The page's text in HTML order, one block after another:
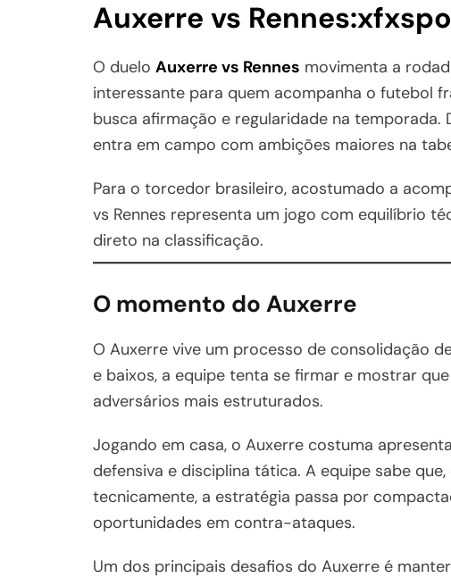
Auxerre vs
O duelo Auxerre vs Rennes movimenta a
interessante para quem acompanha o futebol
busca afirmação e regularidade na temporada.
entra em campo com ambições maiores na
Para o torcedor brasileiro, acostumado a
vs Rennes representa um jogo com equilíbrio
direto na classificação.
O momento do Auxerre
O Auxerre vive um processo de consolidação
e baixos, a equipe tenta se firmar e mostrar
adversários mais estruturados.
Jogando em casa, o Auxerre costuma
defensiva e disciplina tática. A equipe sabe
tecnicamente, a estratégia passa por
oportunidades em contra-ataques.
Um dos principais desafios do Auxerre é